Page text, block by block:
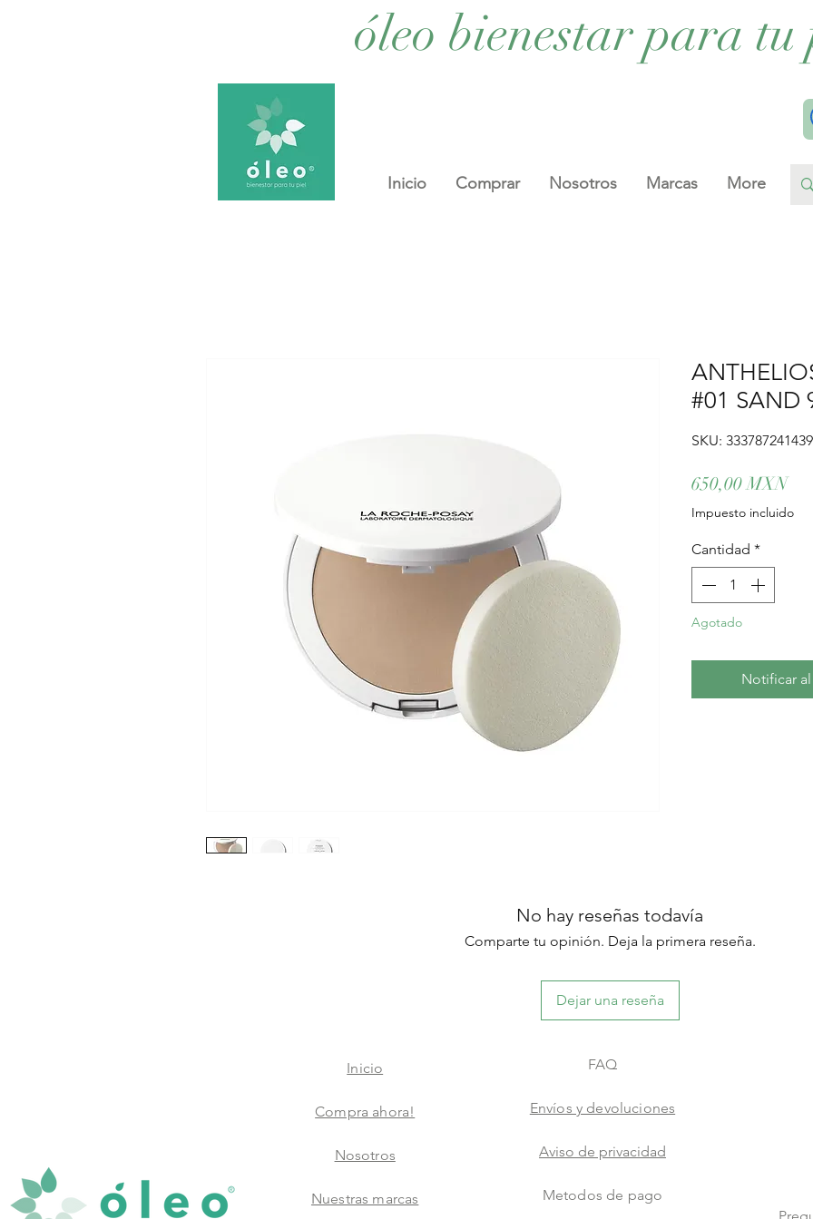
óleo bienestar para tu
Inicio Comprar Nosotros Marcas More
#01 SAND
SKU:
650,00 MXN
Impuesto incluido
Cantidad *
Agotado
Notificar
No hay reseñas todavía
Comparte tu opinión. Deja la primera reseña.
Dejar una reseña
Inicio
Compra ahora!
Nosotros
Nuestras marcas
FAQ
Envíos y devoluciones
Aviso de privacidad
Metodos de pago